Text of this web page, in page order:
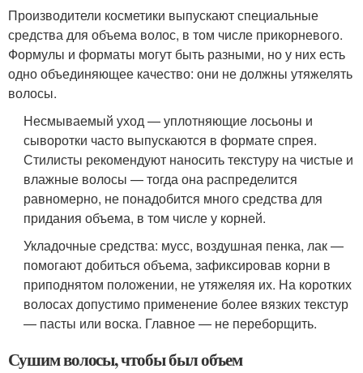
Производители косметики выпускают специальные
средства для объема волос, в том числе прикорневого.
Формулы и форматы могут быть разными, но у них есть
одно объединяющее качество: они не должны утяжелять
волосы.
Несмываемый уход — уплотняющие лосьоны и
сыворотки часто выпускаются в формате спрея.
Стилисты рекомендуют наносить текстуру на чистые и
влажные волосы — тогда она распределится
равномерно, не понадобится много средства для
придания объема, в том числе у корней.
Укладочные средства: мусс, воздушная пенка, лак —
помогают добиться объема, зафиксировав корни в
приподнятом положении, не утяжеляя их. На коротких
волосах допустимо применение более вязких текстур
— пасты или воска. Главное — не переборщить.
Сушим волосы, чтобы был объем